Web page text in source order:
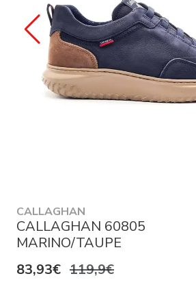
CALLAGHAN
CALLAGHAN 60805
MARINO/TAUPE
83,93€ 119,9€